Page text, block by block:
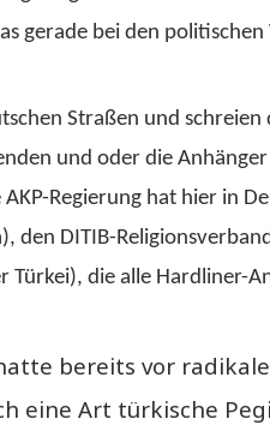
gerade bei den
Straßen und schreien
und oder die
Regierung hat hier in
den DITIB-
Türkei), die alle Hardliner-
bereits vor
eine Art türkische